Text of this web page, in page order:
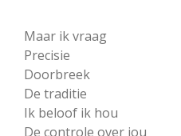
Maar ik vraag
Precisie
Doorbreek
De traditie
Ik beloof ik hou
De controle over jou